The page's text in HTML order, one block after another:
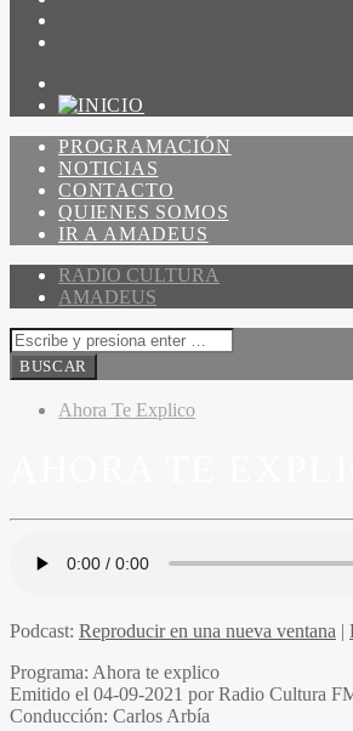
PROGRAMACIÓN
NOTICIAS
CONTACTO
QUIENES SOMOS
IR A AMADEUS
RADIO CULTURA
AMADEUS
Ahora Te Explico
Podcast: Reproducir en una nueva ventana |
Programa: Ahora te explico
Emitido el 04-09-2021 por Radio Cultura
Conducción: Carlos Arbía